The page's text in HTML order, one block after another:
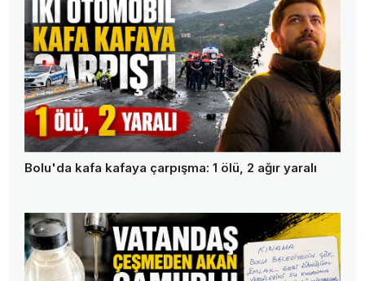
Bolu'da kafa kafaya çarpışma: 1 ölü, 2 ağır yaralı